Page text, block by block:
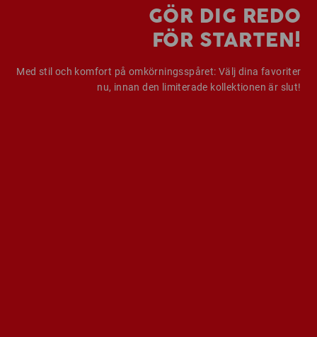
GÖR DIG REDO
FÖR STARTEN!
Med stil och komfort på omkörningsspåret: Välj dina favoriter
nu, innan den limiterade kollektionen är slut!